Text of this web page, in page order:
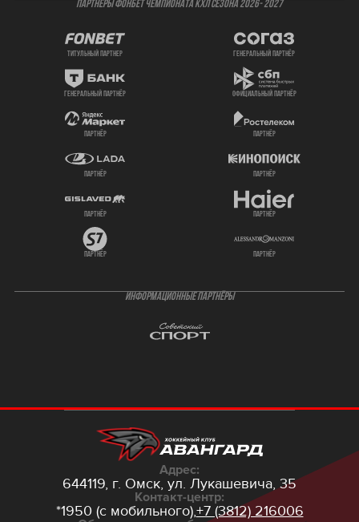
ПАРТНЕРЫ ФОНБЕТ ЧЕМПИОНАТА КХЛ СЕЗОНА 2026- 2027
титульный партнер генеральный партнёр
генеральный партнёр официальный партнёр
партнёр партнёр
партнёр партнёр
партнёр партнёр
партнёр партнёр
ИНФОРМАЦИОННЫЕ ПАРТНЁРЫ
Адрес:
644119, г. Омск, ул. Лукашевича, 35
Контакт-центр:
*1950 (с мобильного),+7 (3812) 216006